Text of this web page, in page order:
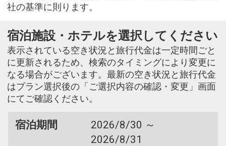
社の基準に則ります。
宿泊施設・ホテルを選択してください
表示されている空き状況と旅行代金は一定時間ごと
に更新されるため、検索のタイミングにより変更に
なる場合がございます。最新の空き状況と旅行代金
はプラン選択後の「ご選択内容の確認・変更」画面
にてご確認ください。
宿泊期間
2026/8/30 ～
2026/8/31